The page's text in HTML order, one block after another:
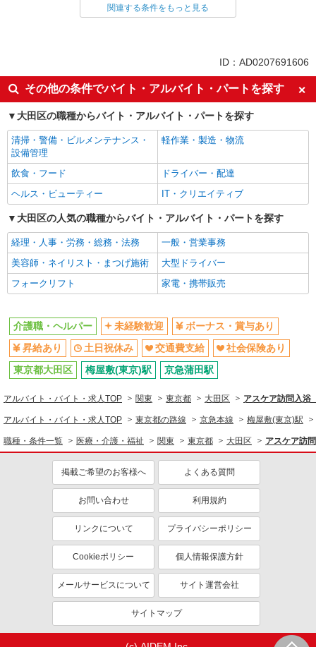
同じ雇用形態から梅屋敷(東京)駅の求人を探す
未経験歓迎
ボーナス・賞与あり
昇給あり
土日祝休み
交通費支給
社会保険あり
同じ職種から求人を探す
医療・介護・福祉
介護職・ヘルパー
同じ特徴から求人を探す
未経験歓迎
ボーナス・賞与あり
土日祝休み
交通費支給
社会保険あり
関連する条件をもっと見る
ID：AD0207691606
その他の条件でバイト・アルバイト・パートを探す
大田区の職種からバイト・アルバイト・パートを探す
清掃・警備・ビルメンテナンス・
設備管理
軽作業・製造・物流
飲食・フード
ドライバー・配達
ヘルス・ビューティー
IT・クリエイティブ
大田区の人気の職種からバイト・アルバイト・パートを探す
経理・人事・労務・総務・法務
一般・営業事務
美容師・ネイリスト・まつげ施術
大型ドライバー
フォークリフト
家電・携帯販売
介護職・ヘルパー 未経験歓迎
ボーナス・賞与あり
昇給あり
土日祝休み 交通費支給
社会保険あり
東京都大田区
梅屋敷(東京)駅 京急蒲田駅
アルバイト・バイト・求人TOP 関東 東京都 大田区 アスケア訪問入
アルバイト・バイト・求人TOP 東京都の路線 京急本線 梅屋敷(東京)駅
職種・条件一覧 医療・介護・福祉 関東 東京都 大田区 アスケア訪
掲載ご希望のお客様へ よくある質問
お問い合わせ 利用規約
リンクについて プライバシーポリシー
Cookieポリシー 個人情報保護方針
メールサービスについて サイト運営会社
サイトマップ